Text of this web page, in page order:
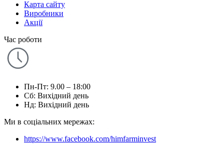
Карта сайту
Виробники
Акції
Час роботи
Пн-Пт: 9.00 – 18:00
Сб: Вихідний день
Нд: Вихідний день
Ми в соціальних мережах:
https://www.facebook.com/himfarminvest